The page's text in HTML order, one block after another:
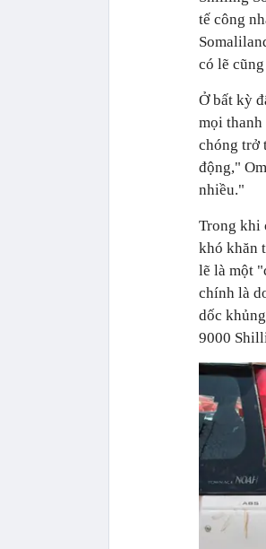
tế công
có lẽ
Ở bất kỳ
mọi thanh
chóng trở
động,"
nhiều."
Trong khi
khó khăn
lẽ là một
chính là
dốc
9000